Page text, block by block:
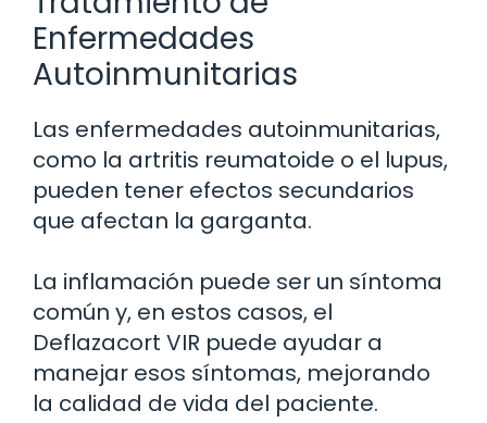
Enfermedades
Autoinmunitarias
Las enfermedades autoinmunitarias,
como la artritis reumatoide o el lupus,
pueden tener efectos secundarios
que afectan la garganta.
La inflamación puede ser un síntoma
común y, en estos casos, el
Deflazacort VIR puede ayudar a
manejar esos síntomas, mejorando
la calidad de vida del paciente.